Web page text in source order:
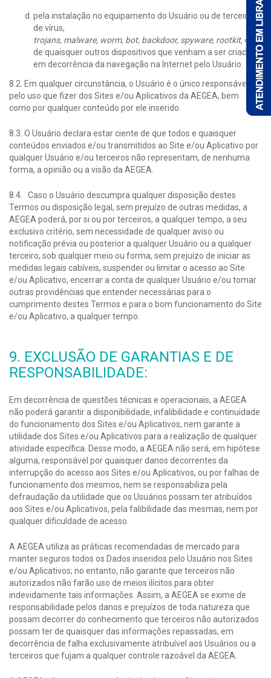
pela instalação no equipamento do Usuário ou de terceiros,
de vírus,
trojans, malware, worm, bot, backdoor, spyware, rootkit, ou
de quaisquer outros dispositivos que venham a ser criados,
em decorrência da navegação na Internet pelo Usuário.
8.2. Em qualquer circunstância, o Usuário é o único responsável
pelo uso que fizer dos Sites e/ou Aplicativos da AEGEA, bem
como por qualquer conteúdo por ele inserido.
8.3. O Usuário declara estar ciente de que todos e quaisquer
conteúdos enviados e/ou transmitidos ao Site e/ou Aplicativo por
qualquer Usuário e/ou terceiros não representam, de nenhuma
forma, a opinião ou a visão da AEGEA.
8.4. Caso o Usuário descumpra qualquer disposição destes
Termos ou disposição legal, sem prejuízo de outras medidas, a
AEGEA poderá, por si ou por terceiros, a qualquer tempo, a seu
exclusivo critério, sem necessidade de qualquer aviso ou
notificação prévia ou posterior a qualquer Usuário ou a qualquer
terceiro, sob qualquer meio ou forma, sem prejuízo de iniciar as
medidas legais cabíveis, suspender ou limitar o acesso ao Site
e/ou Aplicativo, encerrar a conta de qualquer Usuário e/ou tomar
outras providências que entender necessárias para o
cumprimento destes Termos e para o bom funcionamento do Site
e/ou Aplicativo, a qualquer tempo.
9. EXCLUSÃO DE GARANTIAS E DE
RESPONSABILIDADE:
Em decorrência de questões técnicas e operacionais, a AEGEA
não poderá garantir a disponibilidade, infalibilidade e continuidade
do funcionamento dos Sites e/ou Aplicativos, nem garante a
utilidade dos Sites e/ou Aplicativos para a realização de qualquer
atividade específica. Desse modo, a AEGEA não será, em hipótese
alguma, responsável por quaisquer danos decorrentes da
interrupção do acesso aos Sites e/ou Aplicativos, ou por falhas de
funcionamento dos mesmos, nem se responsabiliza pela
defraudação da utilidade que os Usuários possam ter atribuídos
aos Sites e/ou Aplicativos, pela falibilidade das mesmas, nem por
qualquer dificuldade de acesso.
A AEGEA utiliza as práticas recomendadas de mercado para
manter seguros todos os Dados inseridos pelo Usuário nos Sites
e/ou Aplicativos; no entanto, não garante que terceiros não
autorizados não farão uso de meios ilícitos para obter
indevidamente tais informações. Assim, a AEGEA se exime de
responsabilidade pelos danos e prejuízos de toda natureza que
possam decorrer do conhecimento que terceiros não autorizados
possam ter de quaisquer das informações repassadas, em
decorrência de falha exclusivamente atribuível aos Usuários ou a
terceiros que fujam a qualquer controle razoável da AEGEA.